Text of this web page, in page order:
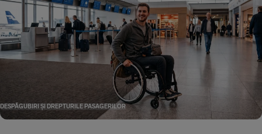
DESPĂGUBIRI ȘI DREPTURILE PASAGERILOR